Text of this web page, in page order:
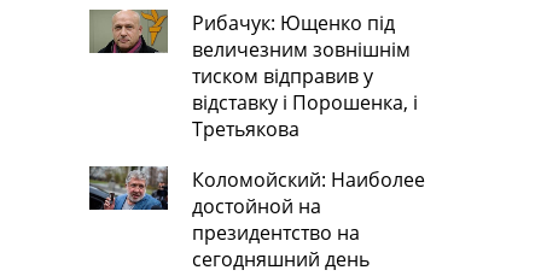
Рибачук: Ющенко під
величезним зовнішнім
тиском відправив у
відставку і Порошенка, і
Третьякова
Коломойский: Наиболее
достойной на
президентство на
сегодняшний день